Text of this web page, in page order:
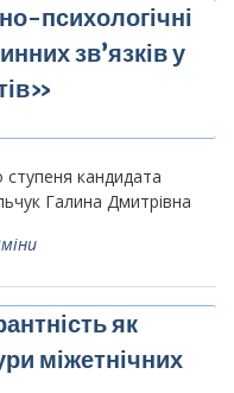
психологічні
зв’язків у
ступеня кандидата
Галина Дмитрівна
як
міжетнічних